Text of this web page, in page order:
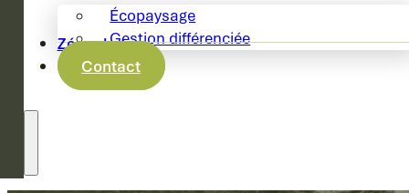
Écopaysage
Gestion différenciée
Zéro phyto
Contact